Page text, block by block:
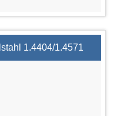
1.4404/1.4571